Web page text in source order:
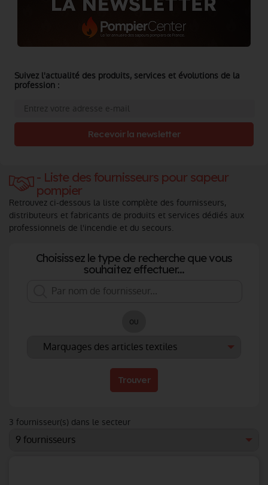
- Liste des fournisseurs pour sapeur
pompier
Retrouvez ci-dessous la liste complète des fournisseurs,
distributeurs et fabricants de produits et services dédiés aux
professionnels de l'incendie et du secours.
Choisissez le type de recherche que vous
souhaitez effectuer...
ou
Trouver
3 fournisseur(s) dans le secteur
Suivez l'actualité des produits, services et évolutions de la
profession :
Recevoir la newsletter